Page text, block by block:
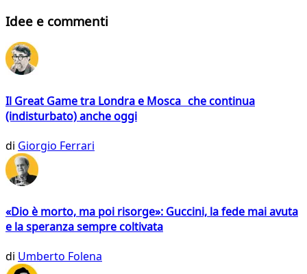
Idee e commenti
Il Great Game tra Londra e Mosca che continua
(indisturbato) anche oggi
di Giorgio Ferrari
«Dio è morto, ma poi risorge»: Guccini, la fede mai avuta
e la speranza sempre coltivata
di Umberto Folena